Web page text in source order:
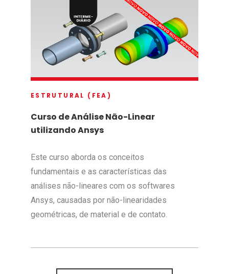
ESTRUTURAL (FEA)
Curso de Análise Não-Linear
utilizando Ansys
Este curso aborda os conceitos
fundamentais e as características das
análises não-lineares com os softwares
Ansys, causadas por não-linearidades
geométricas, de material e de contato.